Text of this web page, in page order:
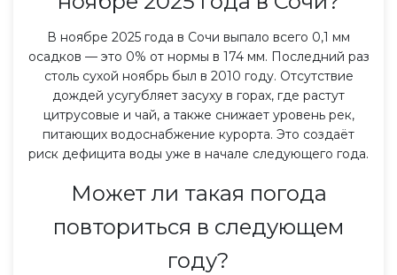
В ноябре 2025 года в Сочи выпало всего 0,1 мм
осадков — это 0% от нормы в 174 мм. Последний раз
столь сухой ноябрь был в 2010 году. Отсутствие
дождей усугубляет засуху в горах, где растут
цитрусовые и чай, а также снижает уровень рек,
питающих водоснабжение курорта. Это создаёт
риск дефицита воды уже в начале следующего года.
Может ли такая погода
повториться в следующем
году?